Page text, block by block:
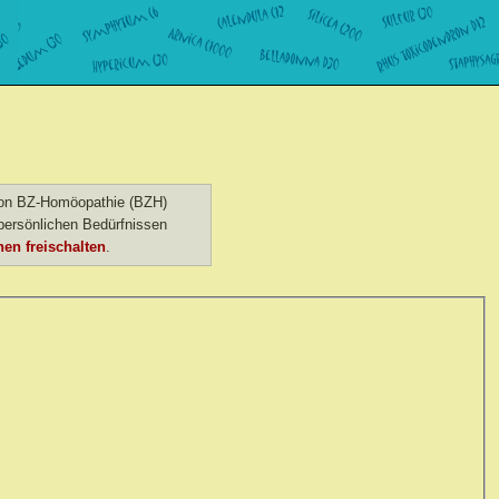
BZ-Homöopathie (BZH)
Bedürfnissen
freischalten